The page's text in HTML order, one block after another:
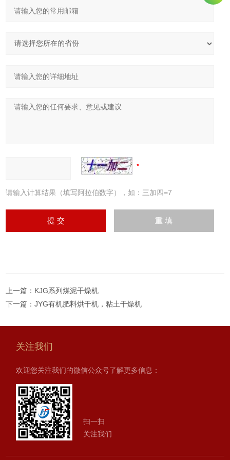
请输入计算结果（填写阿拉伯数字），如：三加四=7
上一篇： KJG系列煤泥干燥机
下一篇：JYG有机肥料烘干机，粘土干燥机
关注我们
欢迎您关注我们的微信公众号了解更多信息：
扫一扫
关注我们